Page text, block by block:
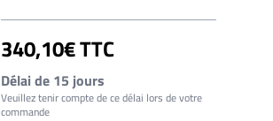
340,10€ TTC
Délai de 15 jours
Veuillez tenir compte de ce délai lors de votre
commande